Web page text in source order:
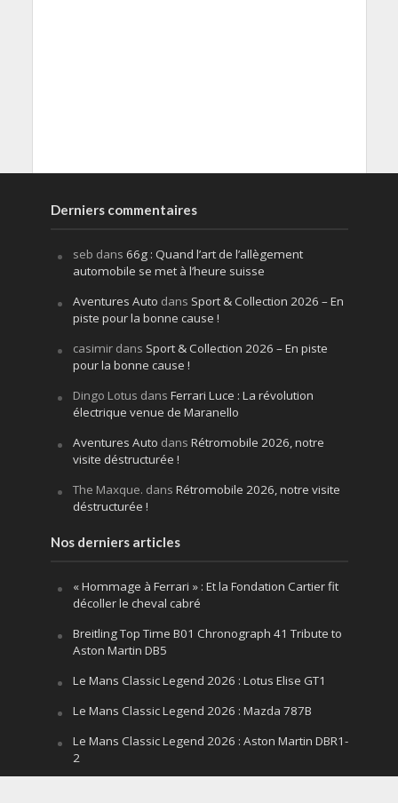
Derniers commentaires
seb dans 66g : Quand l’art de l’allègement
automobile se met à l’heure suisse
Aventures Auto dans Sport & Collection 2026 – En
piste pour la bonne cause !
casimirdans Sport & Collection 2026 – En piste
pour la bonne cause !
Dingo Lotus dans Ferrari Luce : La révolution
électrique venue de Maranello
Aventures Auto dans Rétromobile 2026, notre
visite déstructurée !
The Maxque. dans Rétromobile 2026, notre visite
déstructurée !
Nos derniers articles
« Hommage à Ferrari » : Et la Fondation Cartier fit
décoller le cheval cabré
Breitling Top Time B01 Chronograph 41 Tribute to
Aston Martin DB5
Le Mans Classic Legend 2026 : Lotus Elise GT1
Le Mans Classic Legend 2026 : Mazda 787B
Le Mans Classic Legend 2026 : Aston Martin DBR1-
2